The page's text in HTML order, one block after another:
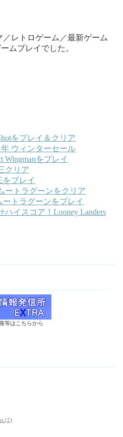
レトロゲーム／最新ゲーム
ムプレイでした。
をプレイ＆クリア
年 ウィンターセール
Wingmanをプレイ
クリア
をプレイ
ートラグーンをクリア
ートラグーンをプレイ
ハイスコア！Looney Landers
等はこちらから
(2)